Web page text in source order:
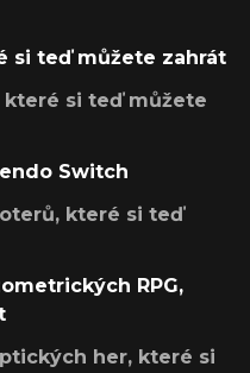
si teď můžete zahrát
které si teď můžete
Switch
které si teď
RPG,
her, které si